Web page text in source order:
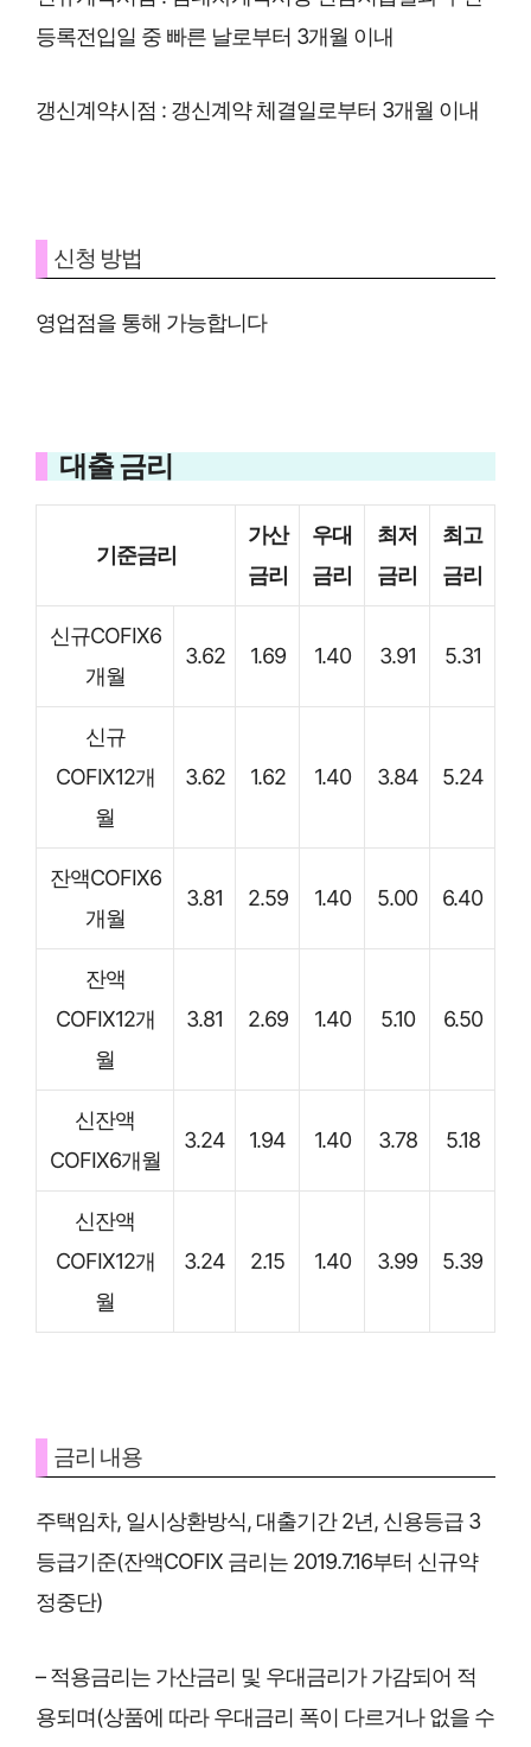
등록전입일 중 빠른 날로부터 3개월 이내
갱신계약시점 : 갱신계약 체결일로부터 3개월 이내
신청 방법
영업점을 통해 가능합니다
대출 금리
기준금리
가산
금리
우대
금리
최저
금리
최고
금리
신규COFIX6
개월
3.62 1.69 1.40 3.91 5.31
신규
COFIX12개
월
3.62 1.62 1.40 3.84 5.24
잔액COFIX6
개월
3.81 2.59 1.40 5.00 6.40
잔액
COFIX12개
월
3.81 2.69 1.40 5.10 6.50
신잔액
COFIX6개월
3.24 1.94 1.40 3.78 5.18
신잔액
COFIX12개
월
3.24 2.15 1.40 3.99 5.39
금리 내용
주택임차, 일시상환방식, 대출기간 2년, 신용등급 3
등급기준(잔액COFIX 금리는 2019.7.16부터 신규약
정중단)
– 적용금리는 가산금리 및 우대금리가 가감되어 적
용되며(상품에 따라 우대금리 폭이 다르거나 없을 수